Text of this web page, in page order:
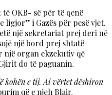
OKB- së për të qenë
i Gazës për pesë vjet.
një sekretariat prej deri në
një bord prej shtatë
një organ ekzekutiv që
do të paguanin.
kohën e tij. Ai vërtet dëshiron
që e njeh Blair.